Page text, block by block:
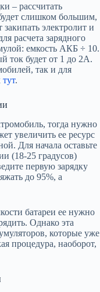
– рассчитать
слишком большим,
закипать электролит и
расчета зарядного
емкость АКБ ÷ 10.
ток будет от 1 до 2A.
так и для
тут.
тогда нужно
увеличить ее ресурс
Для начала оставьте
(18-25 градусов)
первую зарядку
до 95%, а
батареи ее нужно
Однако эта
которые уже
процедура, наоборот,